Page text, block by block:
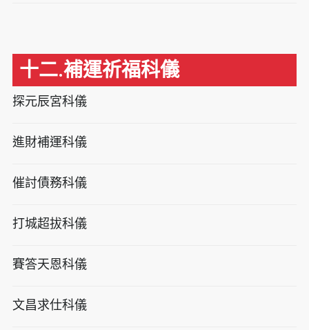
十二.補運祈福科儀
探元辰宮科儀
進財補運科儀
催討債務科儀
打城超拔科儀
賽答天恩科儀
文昌求仕科儀